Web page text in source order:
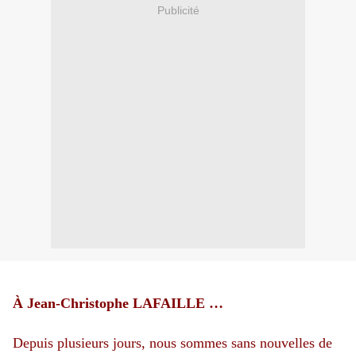
Publicité
À Jean-Christophe LAFAILLE …
Depuis plusieurs jours, nous sommes sans nouvelles de